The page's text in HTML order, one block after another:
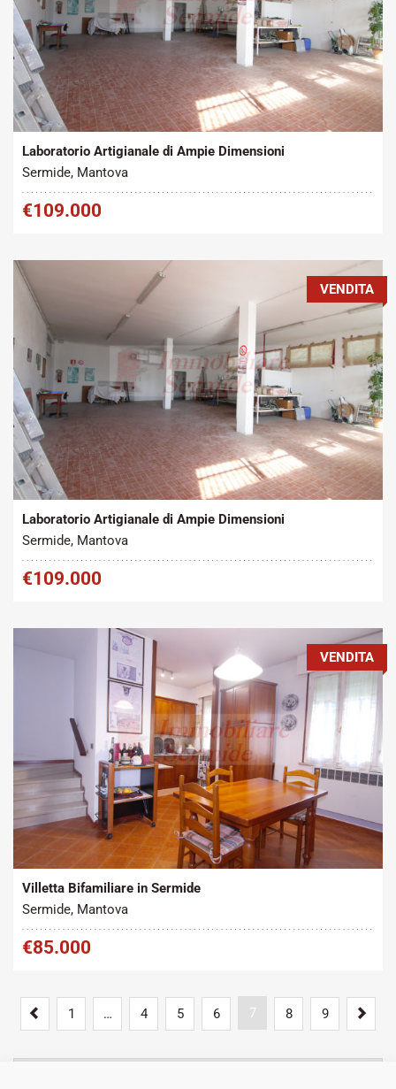
Tipo contratto:
Vendita
Metratura Commerciale:
850 m2
Laboratorio Artigianale di Ampie Dimensioni
Sermide, Mantova
€109.000
Tipo contratto:
Vendita
Metratura Commerciale:
850 m2
VENDITA
Laboratorio Artigianale di Ampie Dimensioni
Sermide, Mantova
€109.000
Tipo contratto:
Vendita
Metratura Commerciale:
180 m 2
VENDITA
Villetta Bifamiliare in Sermide
Sermide, Mantova
€85.000
Previous
1 … 4 5 6 7 8 9